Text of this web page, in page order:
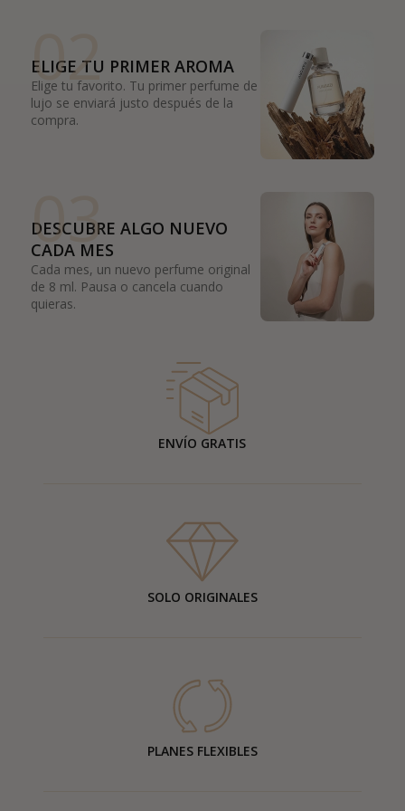
02
ELIGE TU PRIMER AROMA
Elige tu favorito. Tu primer perfume de
lujo se enviará justo después de la
compra.
03
DESCUBRE ALGO NUEVO
CADA MES
Cada mes, un nuevo perfume original
de 8 ml. Pausa o cancela cuando
quieras.
ENVÍO GRATIS
SOLO ORIGINALES
PLANES FLEXIBLES